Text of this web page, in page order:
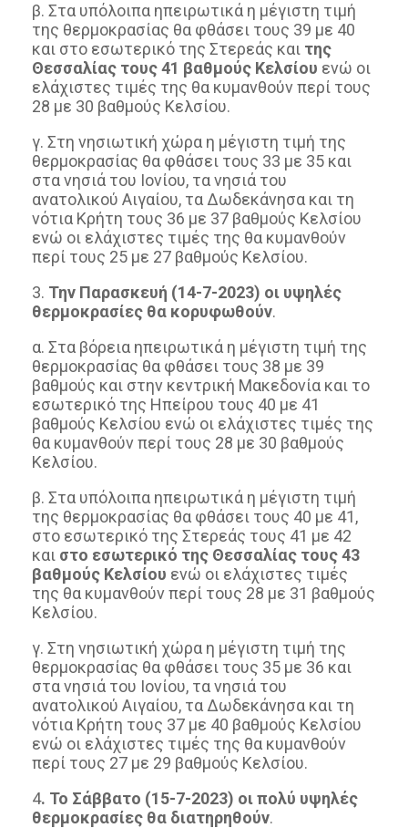
β. Στα υπόλοιπα ηπειρωτικά η μέγιστη τιμή
της θερμοκρασίας θα φθάσει τους 39 με 40
και στο εσωτερικό της Στερεάς και της
Θεσσαλίας τους 41 βαθμούς Κελσίου ενώ οι
ελάχιστες τιμές της θα κυμανθούν περί τους
28 με 30 βαθμούς Κελσίου.
γ. Στη νησιωτική χώρα η μέγιστη τιμή της
θερμοκρασίας θα φθάσει τους 33 με 35 και
στα νησιά του Ιονίου, τα νησιά του
ανατολικού Αιγαίου, τα Δωδεκάνησα και τη
νότια Κρήτη τους 36 με 37 βαθμούς Κελσίου
ενώ οι ελάχιστες τιμές της θα κυμανθούν
περί τους 25 με 27 βαθμούς Κελσίου.
3. Την Παρασκευή (14-7-2023) οι υψηλές
θερμοκρασίες θα κορυφωθούν.
α. Στα βόρεια ηπειρωτικά η μέγιστη τιμή της
θερμοκρασίας θα φθάσει τους 38 με 39
βαθμούς και στην κεντρική Μακεδονία και το
εσωτερικό της Ηπείρου τους 40 με 41
βαθμούς Κελσίου ενώ οι ελάχιστες τιμές της
θα κυμανθούν περί τους 28 με 30 βαθμούς
Κελσίου.
β. Στα υπόλοιπα ηπειρωτικά η μέγιστη τιμή
της θερμοκρασίας θα φθάσει τους 40 με 41,
στο εσωτερικό της Στερεάς τους 41 με 42
και στο εσωτερικό της Θεσσαλίας τους 43
βαθμούς Κελσίου ενώ οι ελάχιστες τιμές
της θα κυμανθούν περί τους 28 με 31 βαθμούς
Κελσίου.
γ. Στη νησιωτική χώρα η μέγιστη τιμή της
θερμοκρασίας θα φθάσει τους 35 με 36 και
στα νησιά του Ιονίου, τα νησιά του
ανατολικού Αιγαίου, τα Δωδεκάνησα και τη
νότια Κρήτη τους 37 με 40 βαθμούς Κελσίου
ενώ οι ελάχιστες τιμές της θα κυμανθούν
περί τους 27 με 29 βαθμούς Κελσίου.
4. Το Σάββατο (15-7-2023) οι πολύ υψηλές
θερμοκρασίες θα διατηρηθούν.